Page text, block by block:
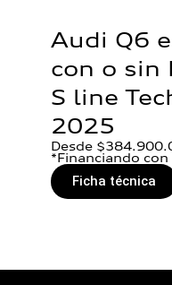
Audi Q6
con o sin
S line
2025
Desde
*Financiando
Ficha técnica